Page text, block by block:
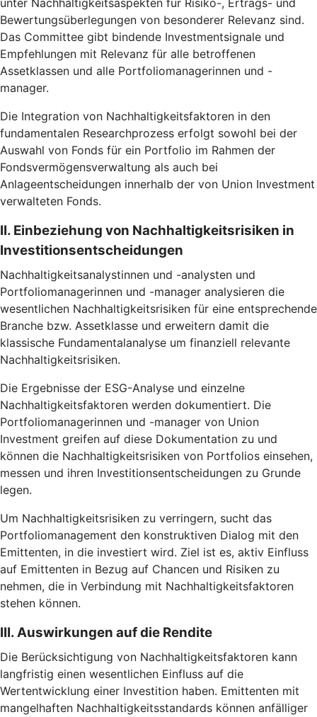
unter Nachhaltigkeitsaspekten für Risiko-, Ertrags- und
Bewertungsüberlegungen von besonderer Relevanz sind.
Das Committee gibt bindende Investmentsignale und
Empfehlungen mit Relevanz für alle betroffenen
Assetklassen und alle Portfoliomanagerinnen und -
manager.
Die Integration von Nachhaltigkeitsfaktoren in den
fundamentalen Researchprozess erfolgt sowohl bei der
Auswahl von Fonds für ein Portfolio im Rahmen der
Fondsvermögensverwaltung als auch bei
Anlageentscheidungen innerhalb der von Union Investment
verwalteten Fonds.
II. Einbeziehung von Nachhaltigkeitsrisiken in
Investitionsentscheidungen
Nachhaltigkeitsanalystinnen und -analysten und
Portfoliomanagerinnen und -manager analysieren die
wesentlichen Nachhaltigkeitsrisiken für eine entsprechende
Branche bzw. Assetklasse und erweitern damit die
klassische Fundamentalanalyse um finanziell relevante
Nachhaltigkeitsrisiken.
Die Ergebnisse der ESG-Analyse und einzelne
Nachhaltigkeitsfaktoren werden dokumentiert. Die
Portfoliomanagerinnen und -manager von Union
Investment greifen auf diese Dokumentation zu und
können die Nachhaltigkeitsrisiken von Portfolios einsehen,
messen und ihren Investitionsentscheidungen zu Grunde
legen.
Um Nachhaltigkeitsrisiken zu verringern, sucht das
Portfoliomanagement den konstruktiven Dialog mit den
Emittenten, in die investiert wird. Ziel ist es, aktiv Einfluss
auf Emittenten in Bezug auf Chancen und Risiken zu
nehmen, die in Verbindung mit Nachhaltigkeitsfaktoren
stehen können.
III. Auswirkungen auf die Rendite
Die Berücksichtigung von Nachhaltigkeitsfaktoren kann
langfristig einen wesentlichen Einfluss auf die
Wertentwicklung einer Investition haben. Emittenten mit
mangelhaften Nachhaltigkeitsstandards können anfälliger